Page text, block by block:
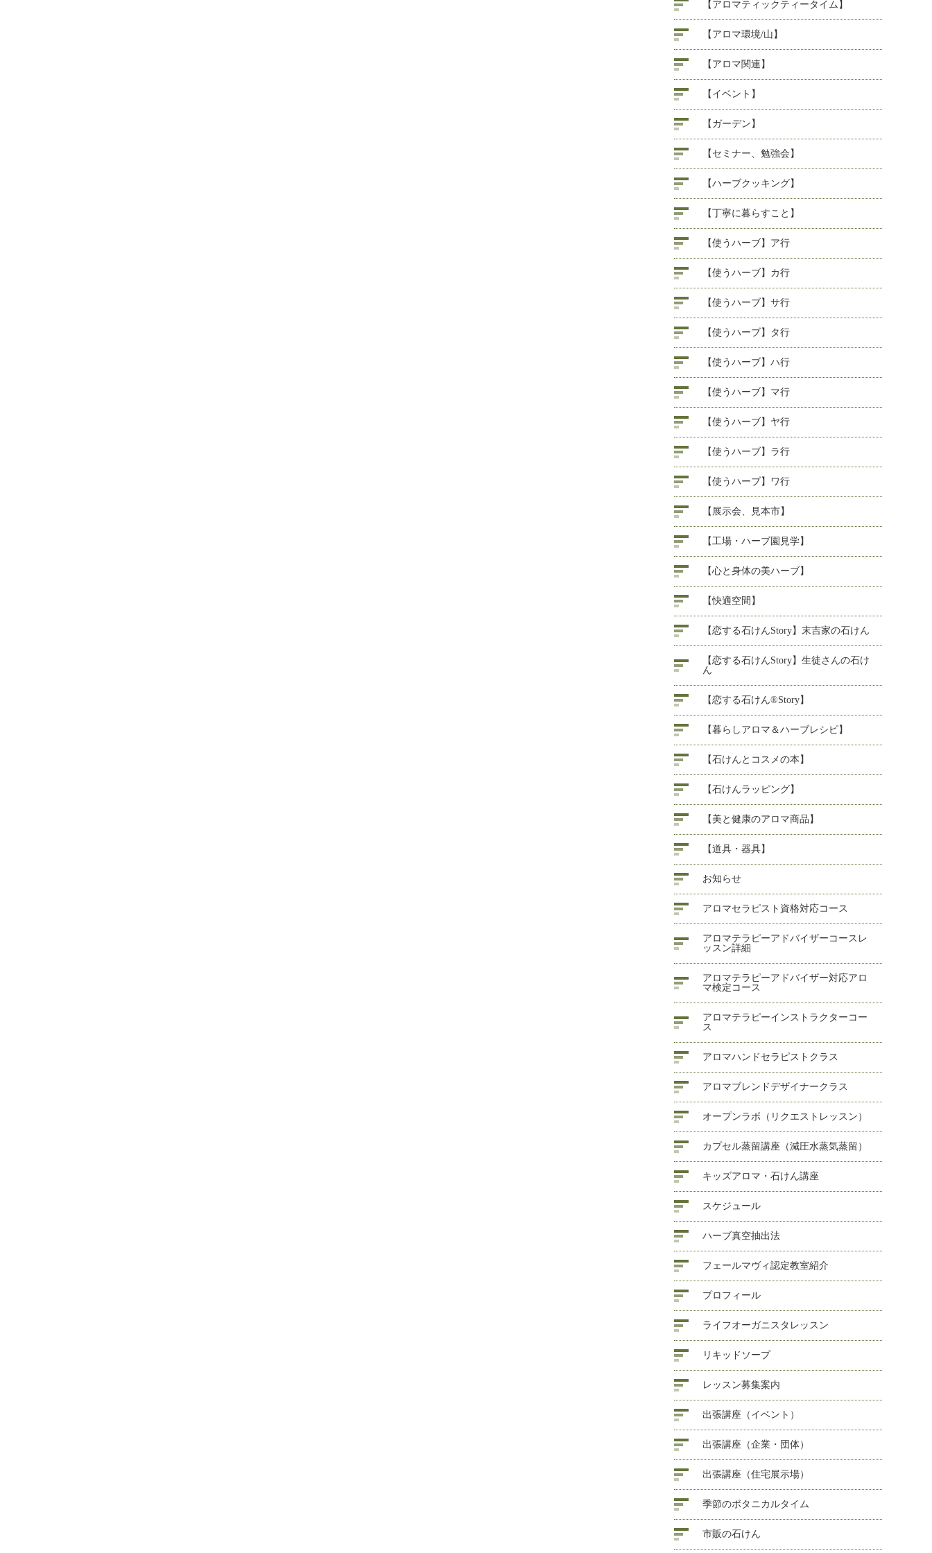
【アロマティックティータイム】
【アロマ環境/山】
【アロマ関連】
【イベント】
【ガーデン】
【セミナー、勉強会】
【ハーブクッキング】
【丁寧に暮らすこと】
【使うハーブ】ア行
【使うハーブ】カ行
【使うハーブ】サ行
【使うハーブ】タ行
【使うハーブ】ハ行
【使うハーブ】マ行
【使うハーブ】ヤ行
【使うハーブ】ラ行
【使うハーブ】ワ行
【展示会、見本市】
【工場・ハーブ園見学】
【心と身体の美ハーブ】
【快適空間】
【恋する石けんStory】末吉家の石けん
【恋する石けんStory】生徒さんの石け
ん
【恋する石けん®Story】
【暮らしアロマ＆ハーブレシピ】
【石けんとコスメの本】
【石けんラッピング】
【美と健康のアロマ商品】
【道具・器具】
お知らせ
アロマセラピスト資格対応コース
アロマテラピーアドバイザーコースレ
ッスン詳細
アロマテラピーアドバイザー対応アロ
マ検定コース
アロマテラピーインストラクターコー
ス
アロマハンドセラピストクラス
アロマブレンドデザイナークラス
オープンラボ（リクエストレッスン）
カプセル蒸留講座（減圧水蒸気蒸留）
キッズアロマ・石けん講座
スケジュール
ハーブ真空抽出法
フェールマヴィ認定教室紹介
プロフィール
ライフオーガニスタレッスン
リキッドソープ
レッスン募集案内
出張講座（イベント）
出張講座（企業・団体）
出張講座（住宅展示場）
季節のボタニカルタイム
市販の石けん